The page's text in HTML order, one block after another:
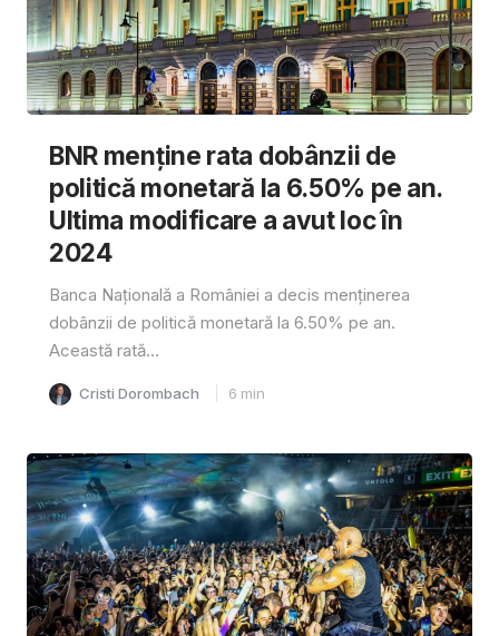
BNR menține rata dobânzii de
politică monetară la 6.50% pe an.
Ultima modificare a avut loc în
2024
Banca Națională a României a decis menținerea
dobânzii de politică monetară la 6.50% pe an.
Această rată...
Cristi Dorombach 6 min